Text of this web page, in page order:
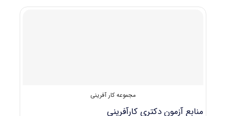
مجموعه کار آفرینی
منابع آزمون دکتری کارآفرینی